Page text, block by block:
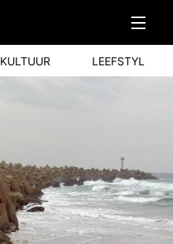
KULTUUR LEEFSTYL